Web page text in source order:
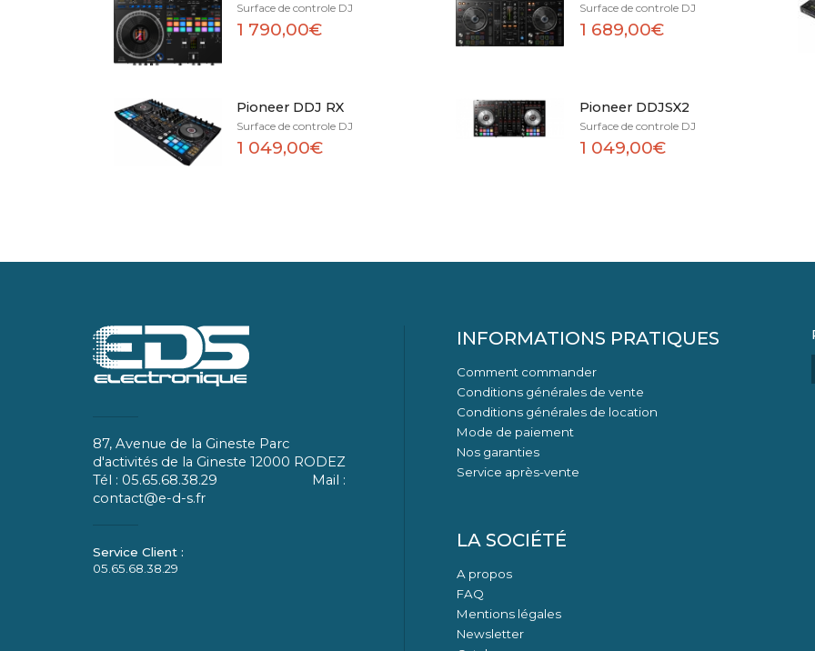
Surface de controle DJ
1 790,00€
Surface de controle DJ
1 689,00€
Pioneer DDJ RX
Surface de controle DJ
1 049,00€
Pioneer DDJSX2
Surface de controle DJ
1 049,00€
87, Avenue de la Gineste Parc
d'activités de la Gineste 12000 RODEZ
Tél : 05.65.68.38.29 Mail :
contact@e-d-s.fr
05.65.68.38.29
INFORMATIONS PRATIQUES
Comment commander
Conditions générales de vente
Conditions générales de location
Mode de paiement
Nos garanties
Service après-vente
LA SOCIÉTÉ
A propos
FAQ
Mentions légales
Newsletter